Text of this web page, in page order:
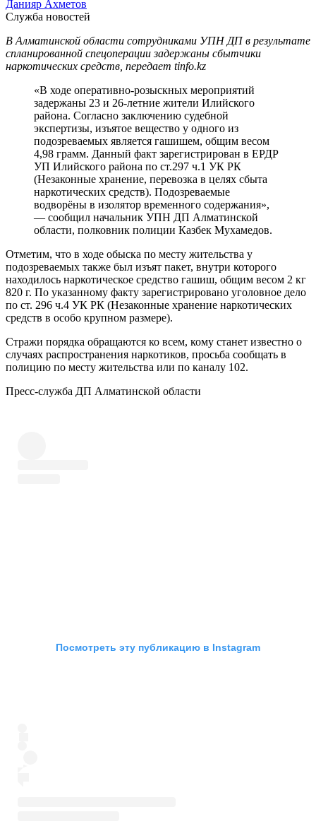
Данияр Ахметов
Служба новостей
В Алматинской области сотрудниками УПН ДП в результате
спланированной спецоперации задержаны сбытчики
наркотических средств, передает tinfo.kz
«В ходе оперативно-розыскных мероприятий
задержаны 23 и 26-летние жители Илийского
района. Согласно заключению судебной
экспертизы, изъятое вещество у одного из
подозреваемых является гашишем, общим весом
4,98 грамм. Данный факт зарегистрирован в ЕРДР
УП Илийского района по ст.297 ч.1 УК РК
(Незаконные хранение, перевозка в целях сбыта
наркотических средств). Подозреваемые
водворёны в изолятор временного содержания»,
— сообщил начальник УПН ДП Алматинской
области, полковник полиции Казбек Мухамедов.
Отметим, что в ходе обыска по месту жительства у
подозреваемых также был изъят пакет, внутри которого
находилось наркотическое средство гашиш, общим весом 2 кг
820 г. По указанному факту зарегистрировано уголовное дело
по ст. 296 ч.4 УК РК (Незаконные хранение наркотических
средств в особо крупном размере).
Стражи порядка обращаются ко всем, кому станет известно о
случаях распространения наркотиков, просьба сообщать в
полицию по месту жительства или по каналу 102.
Пресс-служба ДП Алматинской области
Посмотреть эту публикацию в Instagram